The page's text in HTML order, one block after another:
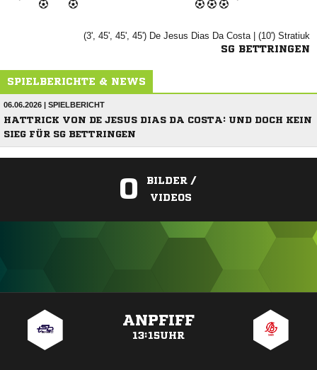
(3', 45', 45', 45')     | (10') 
SG BETTRINGEN
SPIELBERICHTE & NEWS
06.06.2026 | SPIELBERICHT
HATTRICK VON DE JESUS DIAS DA COSTA: UND DOCH KEIN
SIEG FÜR SG BETTRINGEN
0
BILDER /
VIDEOS
ANPFIFF
13:15UHR